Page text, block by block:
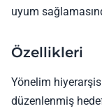
uyum
Özellikleri
Yönelim
düzenlenmiş